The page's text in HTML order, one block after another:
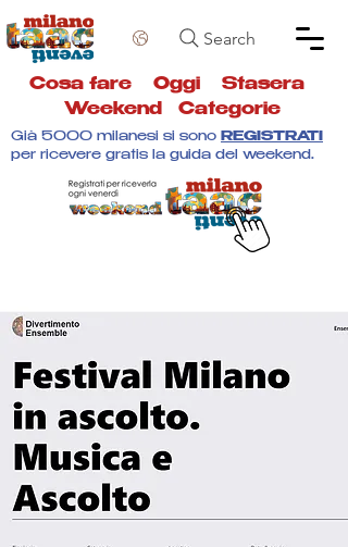
Search
Cosa fare Oggi Stasera
Weekend
Categorie
Già 5000 milanesi si sono REGISTRATI
per ricevere gratis la guida del weekend.